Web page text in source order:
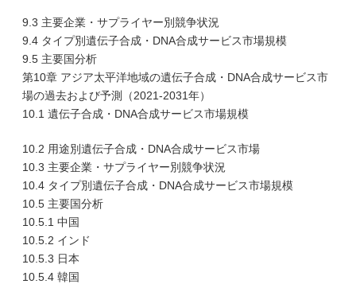
9.3 主要企業・サプライヤー別競争状況
9.4 タイプ別遺伝子合成・DNA合成サービス市場規模
9.5 主要国分析
第10章 アジア太平洋地域の遺伝子合成・DNA合成サービス市
場の過去および予測（2021-2031年）
10.1 遺伝子合成・DNA合成サービス市場規模
10.2 用途別遺伝子合成・DNA合成サービス市場
10.3 主要企業・サプライヤー別競争状況
10.4 タイプ別遺伝子合成・DNA合成サービス市場規模
10.5 主要国分析
10.5.1 中国
10.5.2 インド
10.5.3 日本
10.5.4 韓国